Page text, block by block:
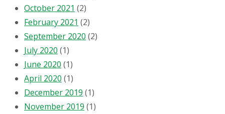
October 2021 (2)
February 2021 (2)
September 2020 (2)
July 2020 (1)
June 2020 (1)
April 2020 (1)
December 2019 (1)
November 2019 (1)